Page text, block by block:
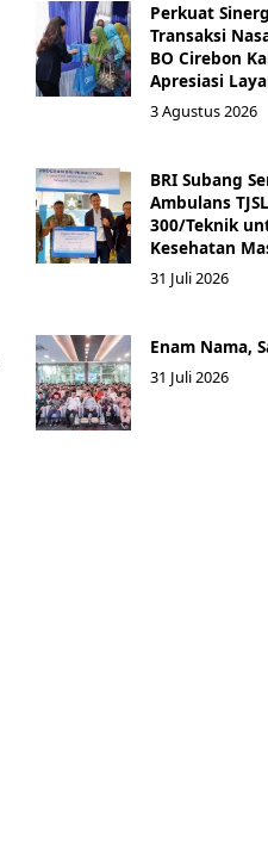
Perkuat
Transaksi
BO Cirebon
Apresiasi
3 Agustus 2026
BRI Subang
Ambulans
300/Teknik
Kesehatan
31 Juli 2026
Enam Nama,
31 Juli 2026